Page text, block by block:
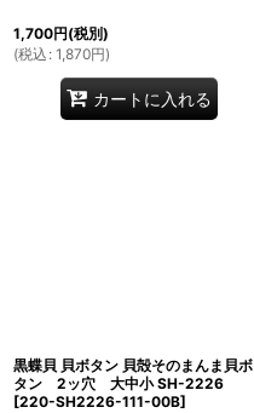
1,700円(税別)
(税込 : 1,870円)
カートに入れる
黒蝶貝 貝ボタン 貝殻そのまんま貝ボ
タン 2ッ穴 大中小 SH-2226
[220-SH2226-111-00B]